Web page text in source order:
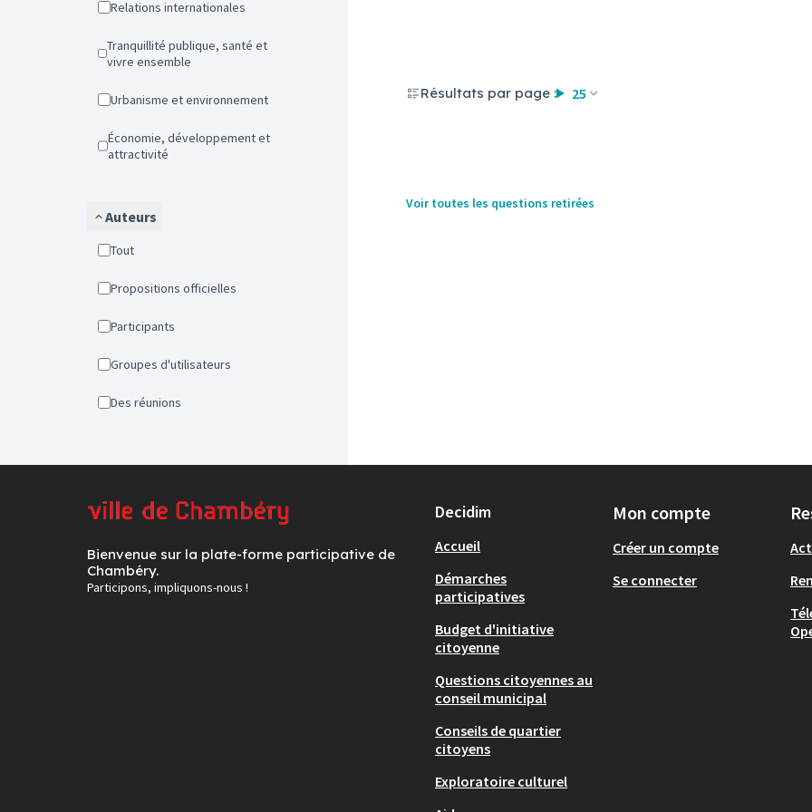
Relations internationales
Tranquillité publique, santé et
vivre ensemble
Urbanisme et environnement
Économie, développement et
attractivité
Auteurs
Tout
Propositions officielles
Participants
Groupes d'utilisateurs
Des réunions
Résultats par page : 25
Voir toutes les questions retirées
Bienvenue sur la plate-forme participative de
Chambéry.
Participons, impliquons-nous !
Decidim
Accueil
Démarches
participatives
Budget d'initiative
citoyenne
Questions citoyennes au
conseil municipal
Conseils de quartier
citoyens
Exploratoire culturel
Mon compte
Créer un compte
Se connecter